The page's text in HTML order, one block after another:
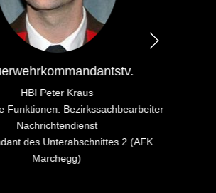
HBI Peter Kraus
Funktionen: Bezirkssachbearbeiter
Nachrichtendienst
des Unterabschnittes 2 (AFK
Marchegg)